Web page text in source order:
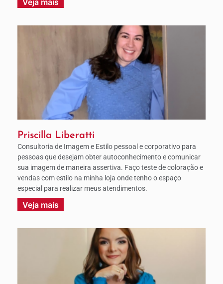
Veja mais
Priscilla Liberatti
Consultoria de Imagem e Estilo pessoal e corporativo para
pessoas que desejam obter autoconhecimento e comunicar
sua imagem de maneira assertiva. Faço teste de coloração e
vendas com estilo na minha loja onde tenho o espaço
especial para realizar meus atendimentos.
Veja mais